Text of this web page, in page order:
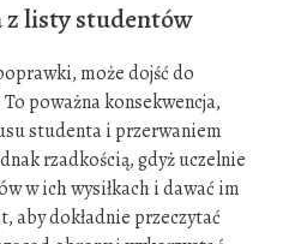
z listy studentów
może dojść do
poważna konsekwencja,
studenta i przerwaniem
rzadkością, gdyż uczelnie
w ich wysiłkach i dawać im
aby dokładnie przeczytać